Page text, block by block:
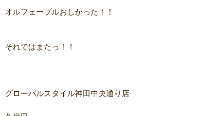
オルフェーブルおしかった！！
それではまたっ！！
グローバルスタイル神田中央通り店